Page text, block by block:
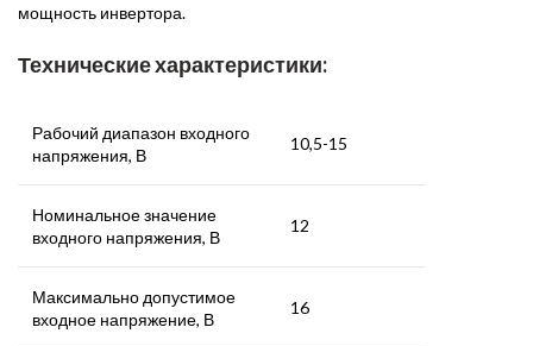
мощность инвертора.
Технические характеристики:
Рабочий диапазон входного
напряжения, В
10,5-15
Номинальное значение
входного напряжения, В
12
Максимально допустимое
входное напряжение, В
16